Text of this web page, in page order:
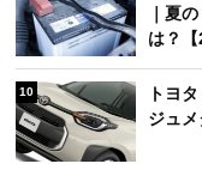
｜夏
は？【
10
トヨ
ジュ